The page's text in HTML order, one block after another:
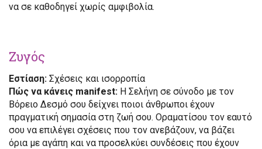
να σε καθοδηγεί χωρίς αμφιβολία.
Ζυγός
Εστίαση: Σχέσεις και ισορροπία
Πώς να κάνεις manifest: Η Σελήνη σε σύνοδο με τον
Βόρειο Δεσμό σου δείχνει ποιοι άνθρωποι έχουν
πραγματική σημασία στη ζωή σου. Οραματίσου τον εαυτό
σου να επιλέγει σχέσεις που τον ανεβάζουν, να βάζει
όρια με αγάπη και να προσελκύει συνδέσεις που έχουν